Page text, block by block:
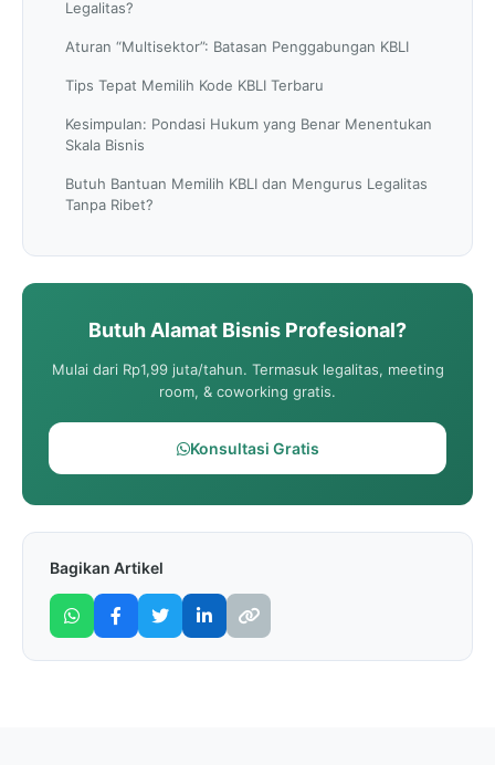
Legalitas?
Aturan “Multisektor”: Batasan Penggabungan KBLI
Tips Tepat Memilih Kode KBLI Terbaru
Kesimpulan: Pondasi Hukum yang Benar Menentukan
Skala Bisnis
Butuh Bantuan Memilih KBLI dan Mengurus Legalitas
Tanpa Ribet?
Butuh Alamat Bisnis Profesional?
Mulai dari Rp1,99 juta/tahun. Termasuk legalitas, meeting
room, & coworking gratis.
Konsultasi Gratis
Bagikan Artikel